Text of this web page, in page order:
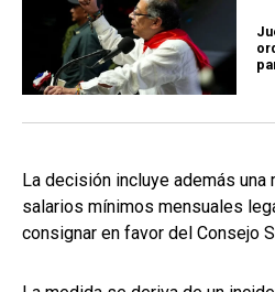
La decisión incluye además
salarios mínimos mensuales
consignar en favor del Consejo